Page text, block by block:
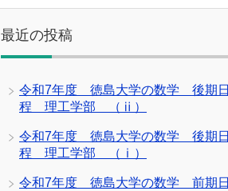
最近の投稿
令和7年度 徳島大学の数学 後期日
程 理工学部 （ⅱ）
令和7年度 徳島大学の数学 後期日
程 理工学部 （ⅰ）
令和7年度 徳島大学の数学 前期日